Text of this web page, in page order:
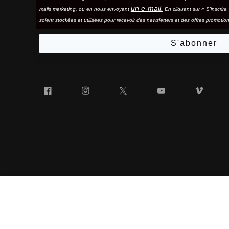
mails marketing, ou en nous envoyant un e-mail. En cliquant sur «
soient stockées et utilisées pour recevoir des newsletters et des offres
S'abonner
Facebook Instagram YouTube